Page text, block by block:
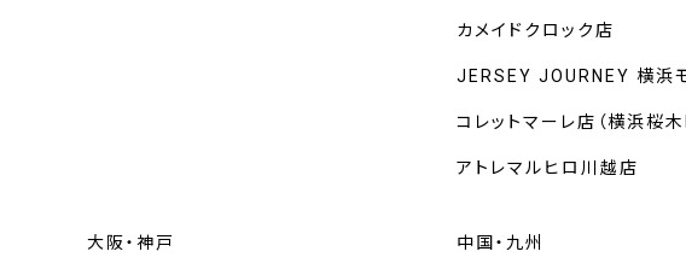
カメイドクロック店
JERSEY JOURNEY 横浜
コレットマーレ店（横浜桜木
アトレマルヒロ川越店
大阪・神戸 中国・九州